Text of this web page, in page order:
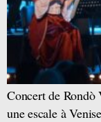
Concert de Rondò
une escale à